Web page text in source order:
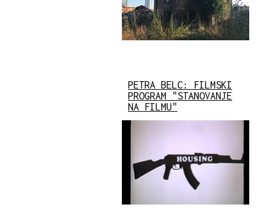
PETRA BELC: FILMSKI
PROGRAM "STANOVANJE
NA FILMU"